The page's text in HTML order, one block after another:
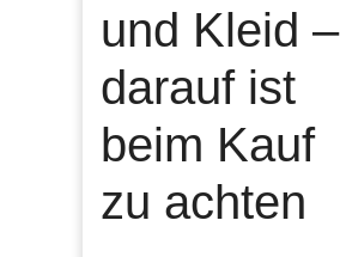
und Kleid –
darauf ist
beim Kauf
zu achten